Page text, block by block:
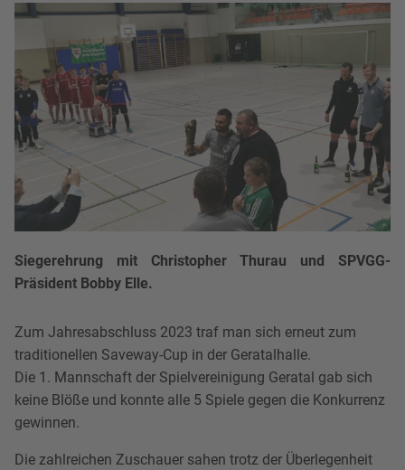
Siegerehrung mit Christopher Thurau und SPVGG-
Präsident Bobby Elle.
Zum Jahresabschluss 2023 traf man sich erneut zum
traditionellen Saveway-Cup in der Geratalhalle.
Die 1. Mannschaft der Spielvereinigung Geratal gab sich
keine Blöße und konnte alle 5 Spiele gegen die Konkurrenz
gewinnen.
Die zahlreichen Zuschauer sahen trotz der Überlegenheit